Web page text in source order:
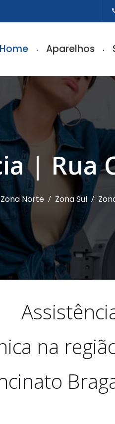
Home Aparelhos
| Rua
Zona Norte / Zona Sul /
na